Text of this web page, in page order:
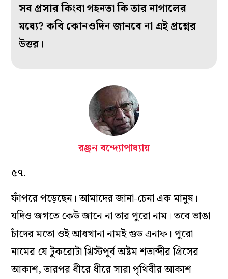
সব প্রসার কিংবা গহনতা কি তার নাগালের
মধ্যে? কবি কোনওদিন জানবে না এই প্রশ্নের
উত্তর।
রঞ্জন বন্দ্যোপাধ্যায়
৫৭.
ফাঁপরে পড়েছেন। আমাদের জানা-চেনা এক মানুষ।
যদিও জগতে কেউ জানে না তার পুরো নাম। তবে ভাঙা
চাঁদের মতো ওই আধখানা নামই গুড এনাফ। পুরো
নামের যে টুকরোটা খ্রিস্টপূর্ব অষ্টম শতাব্দীর গ্রিসের
আকাশ, তারপর ধীরে ধীরে সারা পৃথিবীর আকাশ